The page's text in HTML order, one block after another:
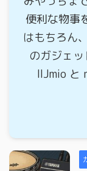
便利な物事
はもちろん
のガジェ
IIJmio と